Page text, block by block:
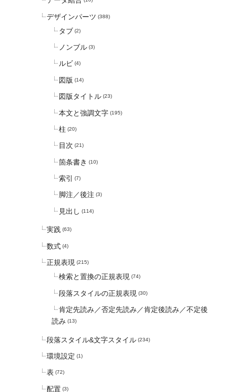
デザインパーツ (388)
タブ (2)
ノンブル (3)
ルビ (4)
図版 (14)
図版タイトル (23)
本文と強調文字 (195)
柱 (20)
目次 (21)
箇条書き (10)
索引 (7)
脚注／後注 (3)
見出し (114)
実践 (63)
数式 (4)
正規表現 (215)
検索と置換の正規表現 (74)
段落スタイルの正規表現 (30)
肯定先読み／否定先読み／肯定後読み／不定後
読み (13)
段落スタイル&文字スタイル (234)
環境設定 (1)
表 (72)
配置 (3)